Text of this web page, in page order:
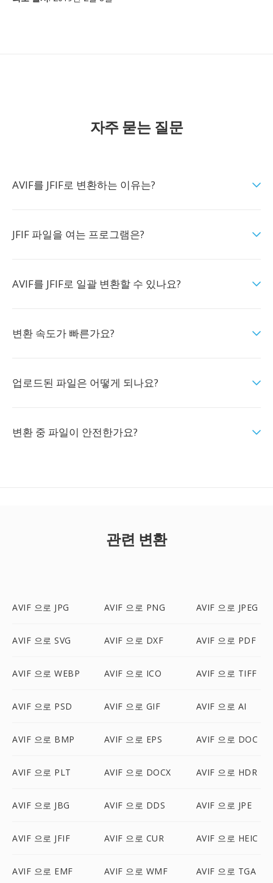
자주 묻는 질문
AVIF를 JFIF로 변환하는 이유는?
JFIF 파일을 여는 프로그램은?
AVIF를 JFIF로 일괄 변환할 수 있나요?
변환 속도가 빠른가요?
업로드된 파일은 어떻게 되나요?
변환 중 파일이 안전한가요?
관련 변환
AVIF 으로 JPG AVIF 으로 PNG AVIF 으로 JPEG
AVIF 으로 SVG AVIF 으로 DXF AVIF 으로 PDF
AVIF 으로 WEBP AVIF 으로 ICO AVIF 으로 TIFF
AVIF 으로 PSD AVIF 으로 GIF AVIF 으로 AI
AVIF 으로 BMP AVIF 으로 EPS AVIF 으로 DOC
AVIF 으로 PLT AVIF 으로 DOCX AVIF 으로 HDR
AVIF 으로 JBG AVIF 으로 DDS AVIF 으로 JPE
AVIF 으로 JFIF AVIF 으로 CUR AVIF 으로 HEIC
AVIF 으로 EMF AVIF 으로 WMF AVIF 으로 TGA